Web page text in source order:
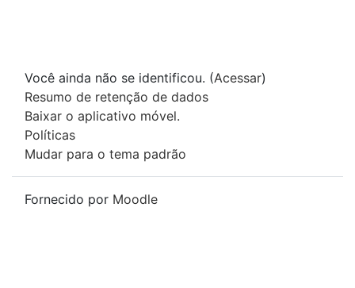
Você ainda não se identificou. (Acessar)
Resumo de retenção de dados
Baixar o aplicativo móvel.
Políticas
Mudar para o tema padrão
Fornecido por Moodle